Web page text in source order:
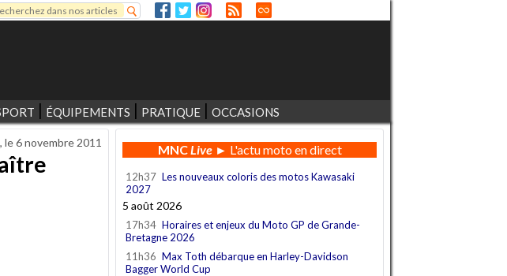
de recherche
ÉQUIPEMENTS PRATIQUE OCCASIONS
le6 novembre 2011 MNCLive► L'actu moto en direct
12h37 Les nouveaux coloris des motos Kawasaki
2027
5 août 2026
17h34 Horaires et enjeux du Moto GP de Grande-
Bretagne 2026
11h36 Max Toth débarque en Harley-Davidson
Bagger World Cup